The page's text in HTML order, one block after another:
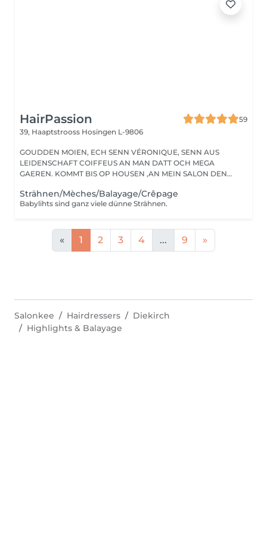
HairPassion
59
39, Haaptstrooss Hosingen L-9806
GOUDDEN MOIEN, ECH SENN VÉRONIQUE, SENN AUS
LEIDENSCHAFT COIFFEUS AN MAN DATT OCH MEGA
GAEREN. KOMMT BIS OP HOUSEN ,AN MEIN SALON DEN
Strähnen/Mèches/Balayage/Crêpage
Babylihts sind ganz viele dünne Strähnen.
« 1 2 3 4 ... 9 »
Salonkee Hairdressers
Diekirch
Highlights & Balayage